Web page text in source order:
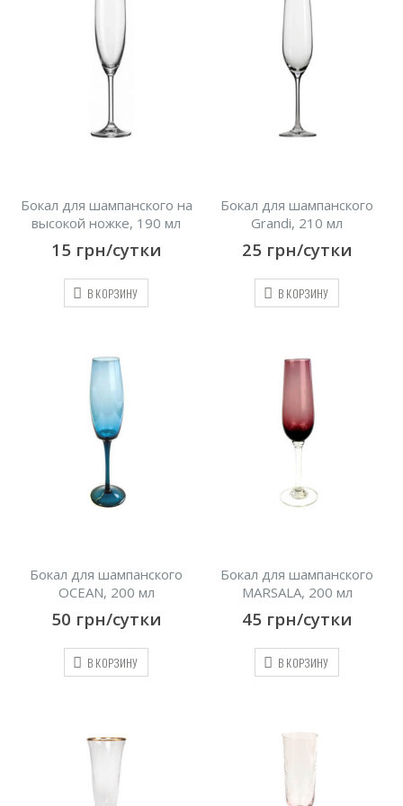
Бокал для шампанского на
высокой ножке, 190 мл
15 грн/сутки
В КОРЗИНУ
Бокал для шампанского
Grandi, 210 мл
25 грн/сутки
В КОРЗИНУ
Бокал для шампанского
OCEAN, 200 мл
50 грн/сутки
В КОРЗИНУ
Бокал для шампанского
MARSALA, 200 мл
45 грн/сутки
В КОРЗИНУ